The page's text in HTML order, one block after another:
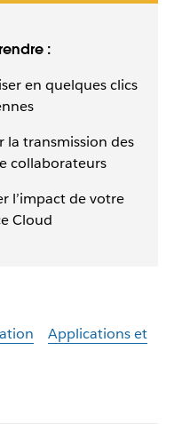
:
en quelques clics
transmission des
collaborateurs
l’impact de votre
Cloud
Applications et